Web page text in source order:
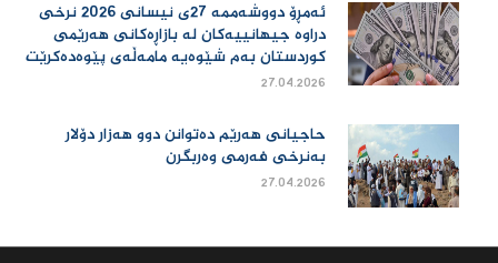
ئەمڕۆ دووشەممە 27ی نیسانی 2026 نرخی
دراوە جیهانییەكان لە بازاڕەكانی هەرێمی
كوردستان بەم شێوەیە مامەڵەی پێوەدەكرێت
27.04.2026
حاجیانی هەرێم دەتوانن دوو هەزار دۆلار
بەنرخی فەرمی وەربگرن
27.04.2026